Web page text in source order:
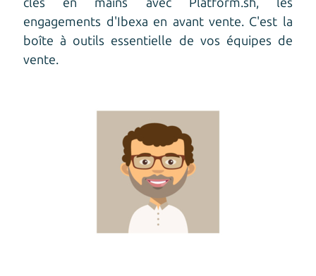
engagements d'Ibexa en avant vente. C'est la
boîte à outils essentielle de vos équipes de
vente.